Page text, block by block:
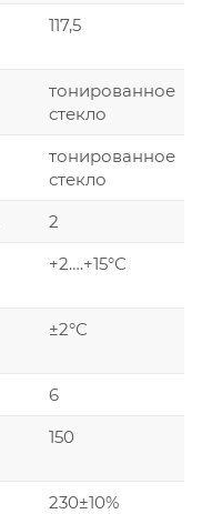
117,5
тонированное
стекло
тонированное
стекло
2
+2….+15°С
±2°С
6
150
230±10%